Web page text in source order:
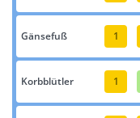
Gänsefuß 1
Korbblütler 1